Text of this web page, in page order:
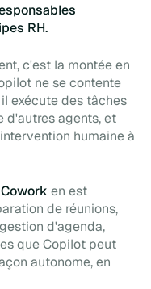
RH.
c'est la montée en
ne se contente
exécute des tâches
d'autres agents, et
humaine à
en est
de réunions,
d'agenda,
que Copilot peut
autonome, en